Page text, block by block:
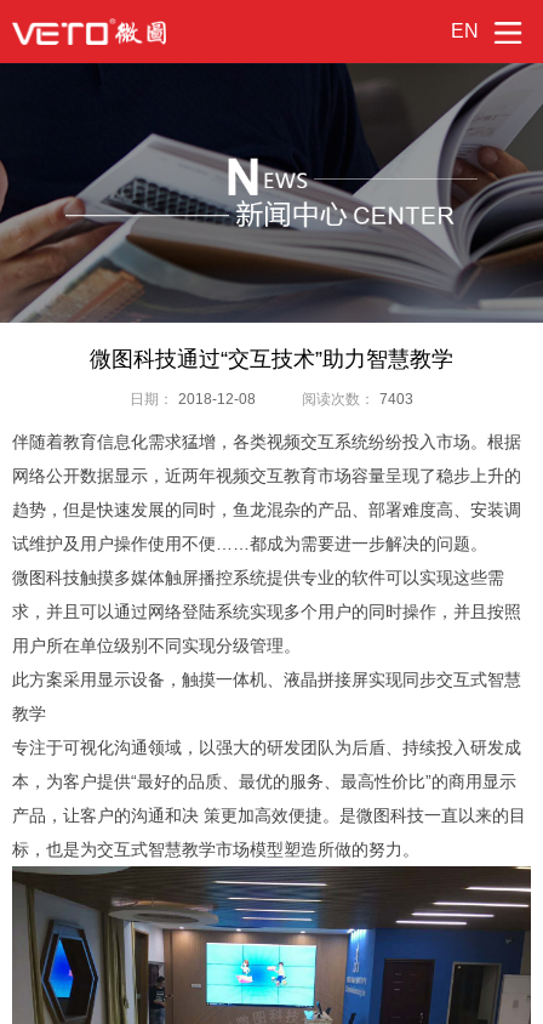
EN
微图科技通过“交互技术”助力智慧教学
日期： 2018-12-08 阅读次数： 7403
伴随着教育信息化需求猛增，各类视频交互系统纷纷投入市场。根据
网络公开数据显示，近两年视频交互教育市场容量呈现了稳步上升的
趋势，但是快速发展的同时，鱼龙混杂的产品、部署难度高、安装调
试维护及用户操作使用不便……都成为需要进一步解决的问题。
微图科技触摸多媒体触屏播控系统提供专业的软件可以实现这些需
求，并且可以通过网络登陆系统实现多个用户的同时操作，并且按照
用户所在单位级别不同实现分级管理。
此方案采用显示设备，触摸一体机、液晶拼接屏实现同步交互式智慧
教学
专注于可视化沟通领域，以强大的研发团队为后盾、持续投入研发成
本，为客户提供“最好的品质、最优的服务、最高性价比”的商用显示
产品，让客户的沟通和决 策更加高效便捷。是微图科技一直以来的目
标，也是为交互式智慧教学市场模型塑造所做的努力。